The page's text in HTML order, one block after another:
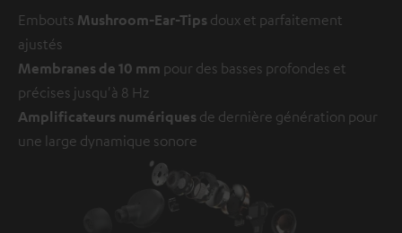
Embouts Mushroom-Ear-Tips doux et parfaitement
ajustés
Membranes de 10 mm pour des basses profondes et
précises jusqu'à 8 Hz
Amplificateurs numériques de dernière génération pour
une large dynamique sonore